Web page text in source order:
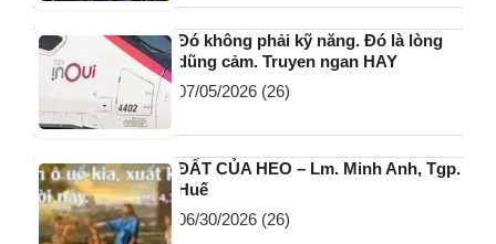
Đó không phải kỹ năng. Đó là lòng
dũng cảm. Truyen ngan HAY
07/05/2026 (26)
ĐẤT CỦA HEO – Lm. Minh Anh, Tgp.
Huế
06/30/2026 (26)